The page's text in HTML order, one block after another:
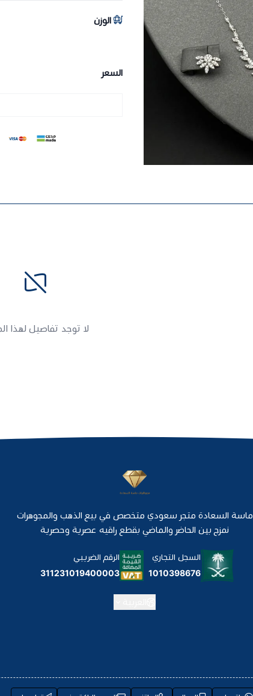
الوزن
السعر
لا توجد تفاصيل لهذا
ماسة السعادة متجر سعودي متخصص في بيع الذهب والمجوهرات
نمزج بين الحاضر والماضي بقطع راقيه عصرية وحصرية
السجل التجاري
1010398676
الرقم الضريبي
311231019400003